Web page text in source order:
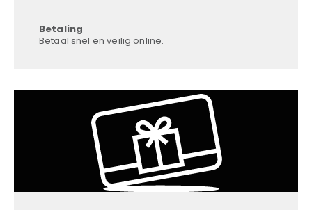
Betaling
Betaal snel en veilig online.